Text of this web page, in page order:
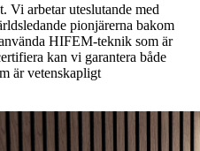
Vi arbetar uteslutande med
pionjärerna bakom
HIFEM-teknik som är
kan vi garantera både
är vetenskapligt